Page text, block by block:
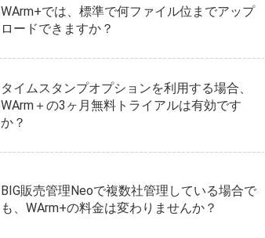
WArm+では、標準で何ファイル位までアップ
ロードできますか？
タイムスタンプオプションを利用する場合、
WArm＋の3ヶ月無料トライアルは有効です
か？
BIG販売管理Neoで複数社管理している場合で
も、WArm+の料金は変わりませんか？